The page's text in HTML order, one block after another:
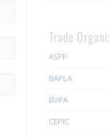
Trade
ASPP
BAPLA
BVPA
CEPIC